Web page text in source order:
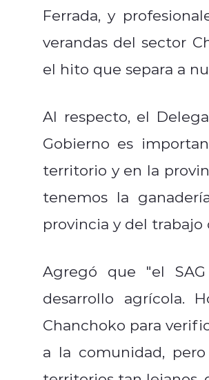
Ferrada, y
verandas del sector
el hito que separa a
Al respecto, el
Gobierno es
territorio y en la
tenemos la
provincia y del trabajo
Agregó que "el
desarrollo agrícola.
Chanchoko para
a la comunidad,